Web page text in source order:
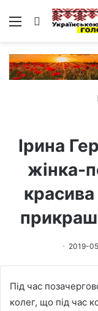
Меню Пошук
Ірина
жінка-
2019-
Під час
колег, що під час